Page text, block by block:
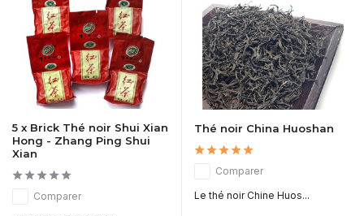
5 x Brick Thé noir Shui Xian
Hong - Zhang Ping Shui
Xian
Comparer
Thé noir China Huoshan
Comparer
Le thé noir Chine Huos...